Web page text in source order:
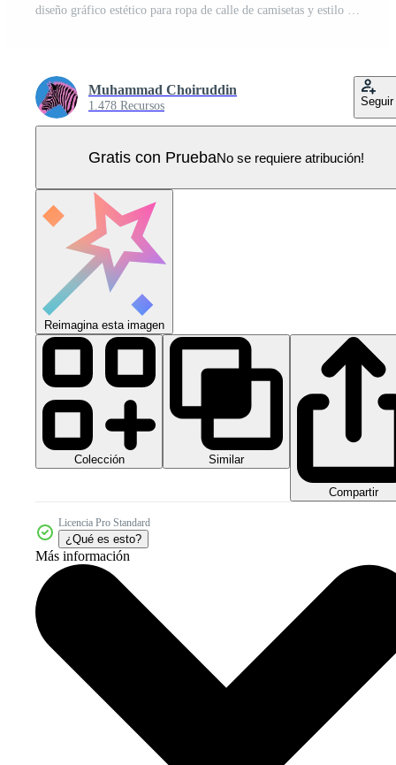
diseño gráfico estético para ropa de calle de camisetas y estilo urbano Vector Pro
Muhammad Choiruddin
1.478 Recursos Seguir
Gratis con PruebaNo se requiere atribución!
Reimagina esta imagen
Colección Similar
Compartir
Licencia Pro Standard
¿Qué es esto?
Más información